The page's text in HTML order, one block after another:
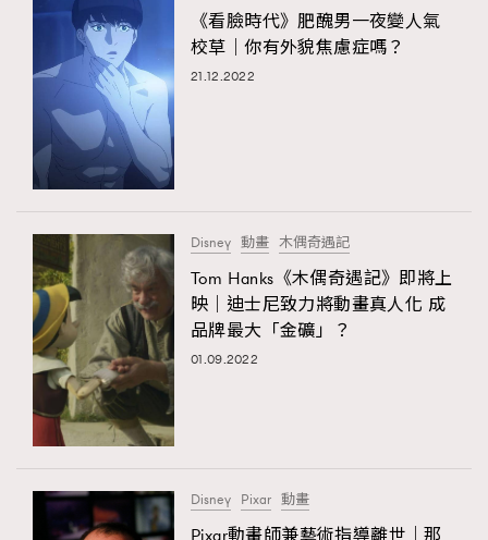
《看臉時代》肥醜男一夜變人氣
校草｜你有外貌焦慮症嗎？
21.12.2022
Disney 動畫 木偶奇遇記
Tom Hanks《木偶奇遇記》即將上
映｜迪士尼致力將動畫真人化 成
品牌最大「金礦」？
01.09.2022
Disney Pixar 動畫
Pixar動畫師兼藝術指導離世｜那